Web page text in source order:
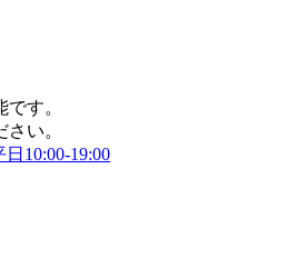
す。
い。
10:00-19:00